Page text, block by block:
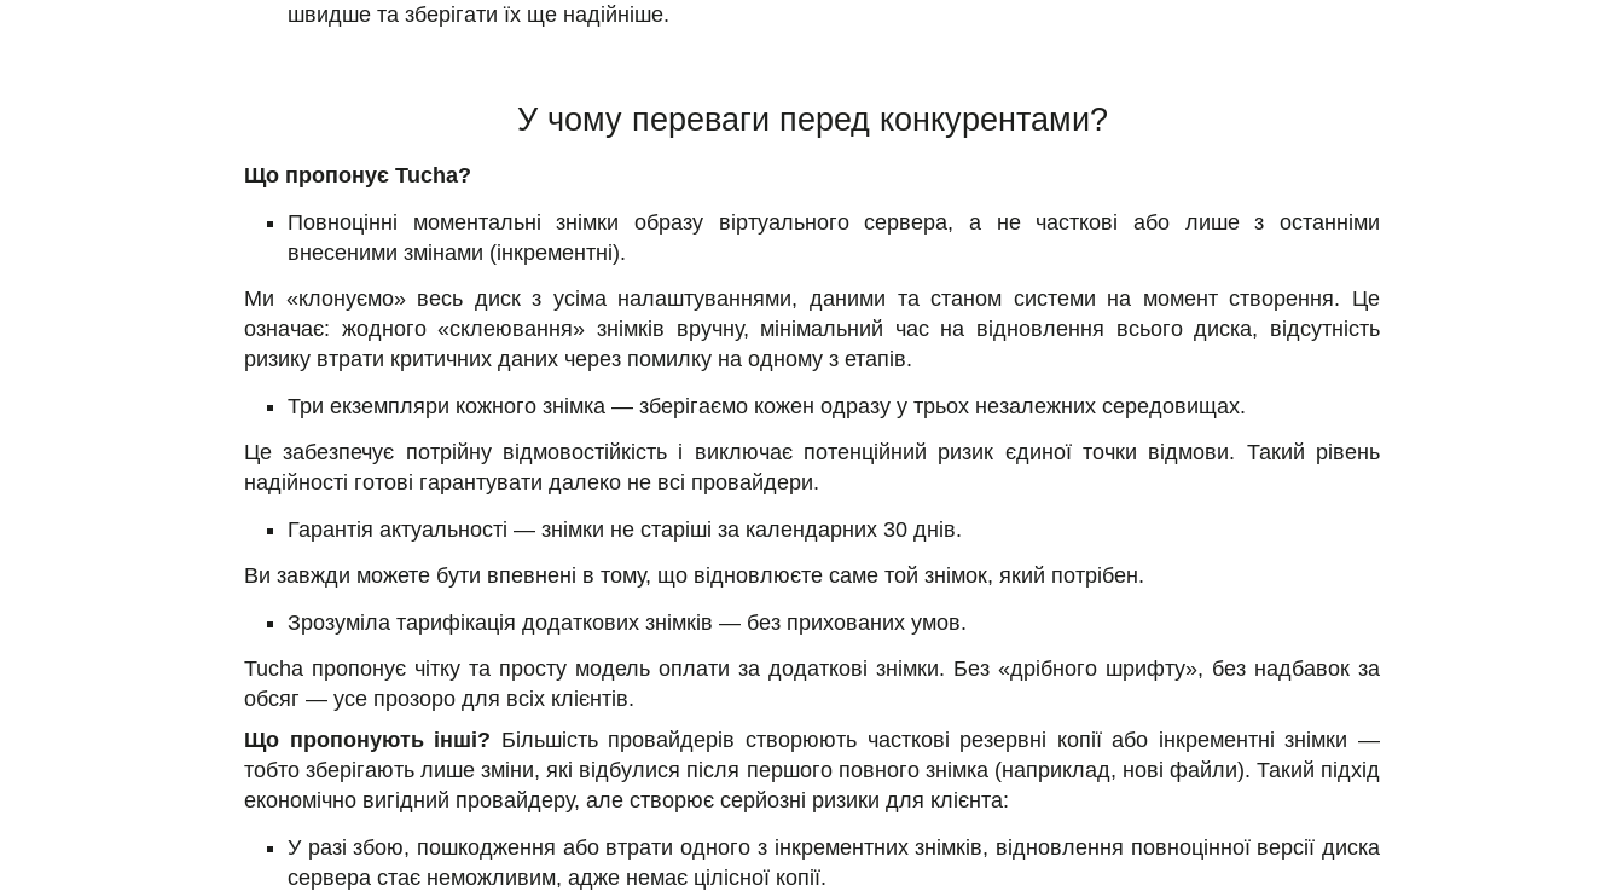
швидше та зберігати їх ще надійніше.
У чому переваги перед конкурентами?
Що пропонує Tucha?
Повноцінні моментальні знімки образу віртуального сервера, а не часткові або лише з останніми
внесеними змінами (інкрементні).
Ми «клонуємо» весь диск з усіма налаштуваннями, даними та станом системи на момент створення. Це
означає: жодного «склеювання» знімків вручну, мінімальний час на відновлення всього диска, відсутність
ризику втрати критичних даних через помилку на одному з етапів.
Три екземпляри кожного знімка — зберігаємо кожен одразу у трьох незалежних середовищах.
Це забезпечує потрійну відмовостійкість і виключає потенційний ризик єдиної точки відмови. Такий рівень
надійності готові гарантувати далеко не всі провайдери.
Гарантія актуальності — знімки не старіші за календарних 30 днів.
Ви завжди можете бути впевнені в тому, що відновлюєте саме той знімок, який потрібен.
Зрозуміла тарифікація додаткових знімків — без прихованих умов.
Tucha пропонує чітку та просту модель оплати за додаткові знімки. Без «дрібного шрифту», без надбавок за
обсяг — усе прозоро для всіх клієнтів.
Що пропонують інші? Більшість провайдерів створюють часткові резервні копії або інкрементні знімки —
тобто зберігають лише зміни, які відбулися після першого повного знімка (наприклад, нові файли). Такий підхід
економічно вигідний провайдеру, але створює серйозні ризики для клієнта:
У разі збою, пошкодження або втрати одного з інкрементних знімків, відновлення повноцінної версії диска
сервера стає неможливим, адже немає цілісної копії.